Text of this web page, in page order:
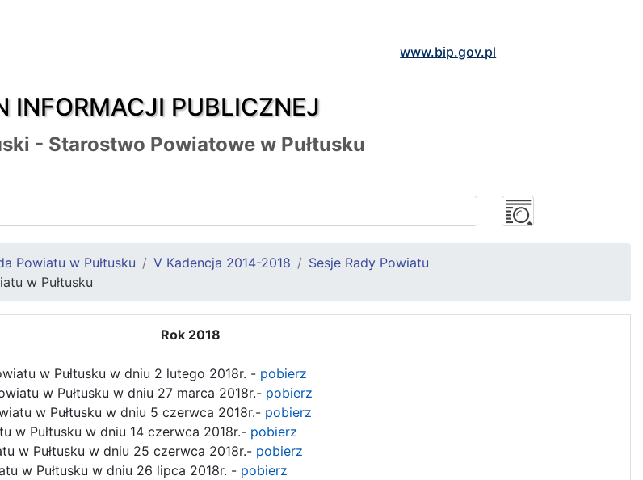
INFORMACJI PUBLICZNEJ
www.bip.gov.pl
- Starostwo Powiatowe w Pułtusku
Powiatu w Pułtusku V Kadencja 2014-2018
Sesje Rady Powiatu
w Pułtusku
Rok 2018
w Pułtusku w dniu 2 lutego 2018r. - pobierz
w Pułtusku w dniu 27 marca 2018r.- pobierz
w Pułtusku w dniu 5 czerwca 2018r.- pobierz
w Pułtusku w dniu 14 czerwca 2018r.- pobierz
w Pułtusku w dniu 25 czerwca 2018r.- pobierz
w Pułtusku w dniu 26 lipca 2018r. - pobierz